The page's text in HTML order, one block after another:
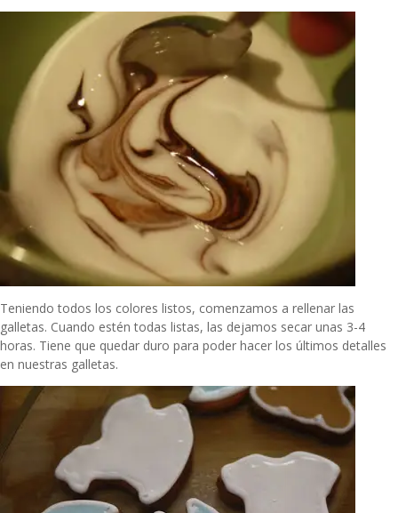
Teniendo todos los colores listos, comenzamos a rellenar las
galletas. Cuando estén todas listas, las dejamos secar unas 3-4
horas. Tiene que quedar duro para poder hacer los últimos detalles
en nuestras galletas.